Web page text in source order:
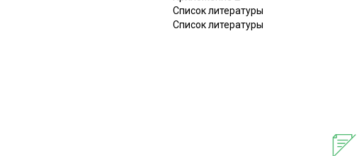
Список литературы
Список литературы